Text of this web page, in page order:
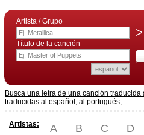
Artista / Grupo
>
Título de la canción
Busca una letra de una canción
traducidas al español, al portugués,...
Artistas: A B C D